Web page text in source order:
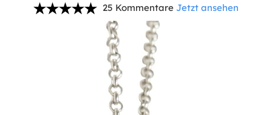
25 Kommentare Jetzt ansehen